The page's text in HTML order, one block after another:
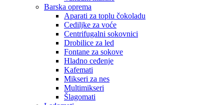
Barska oprema
Aparati za toplu čokoladu
Cediljke za voće
Centrifugalni sokovnici
Drobilice za led
Fontane za sokove
Hladno ceđenje
Kafemati
Mikseri za nes
Multimikseri
Šlagomati